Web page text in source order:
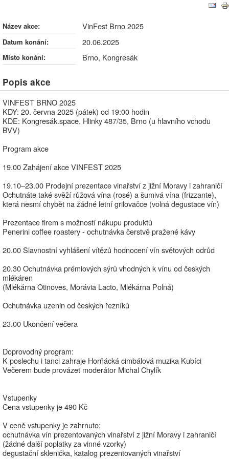
Název akce: VinFest Brno 2025
Datum konání: 20.06.2025
Místo konání: Brno, Kongresák
Popis akce
VINFEST BRNO 2025
KDY: 20. června 2025 (pátek) od 19:00 hodin
KDE: Kongresák.space, Hlinky 487/35, Brno (u hlavního vchodu
BVV)
Program akce
19.00 Zahájení akce VINFEST 2025
19.10–23.00 Prodejní prezentace vinařství z jižní Moravy i zahraničí
Ochutnáte také svěží růžová vína (rosé) a šumivá vína (frizzante),
která nesmí chybět na žádné letní grilovačce (volná degustace vín)
Prezentace firem s možností nákupu produktů
Penerini coffee roastery - ochutnávka čerstvě pražené kávy
20.00 Slavnostní vyhlášení vítězů hodnocení vín světových odrůd
20.30 Ochutnávka prémiových sýrů vhodných k vínu od českých
mlékáren
(Mlékárna Otinoves, Morávia Lacto, Mlékárna Polná)
Ochutnávka uzenin od českých řezníků
23.00 Ukončení večera
Doprovodný program:
K poslechu i tanci zahraje Horňácká cimbálová muzika Kubíci
Večerem bude provázet moderátor Michal Chylík
Vstupenky
Cena vstupenky je 490 Kč
V ceně vstupenky je zahrnuto:
ochutnávka vín prezentovaných vinařství z jižní Moravy i zahraničí
(žádné další poplatky za vinné vzorky)
degustační sklenička, katalog prezentovaných vinařství